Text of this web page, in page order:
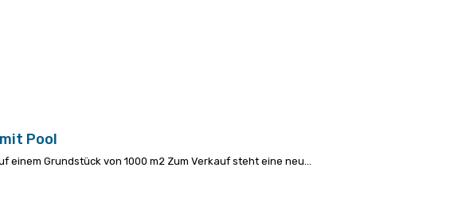
Pool
einem Grundstück von 1000 m2 Zum Verkauf steht eine neu...